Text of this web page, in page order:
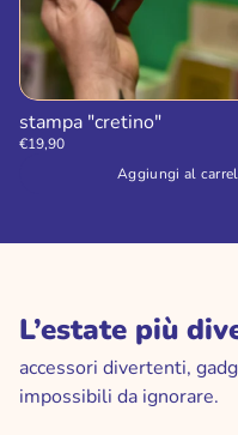
stampa "cretino"
€19,90
Aggiungi al
L’estate più
accessori divertenti,
impossibili da ignorare.